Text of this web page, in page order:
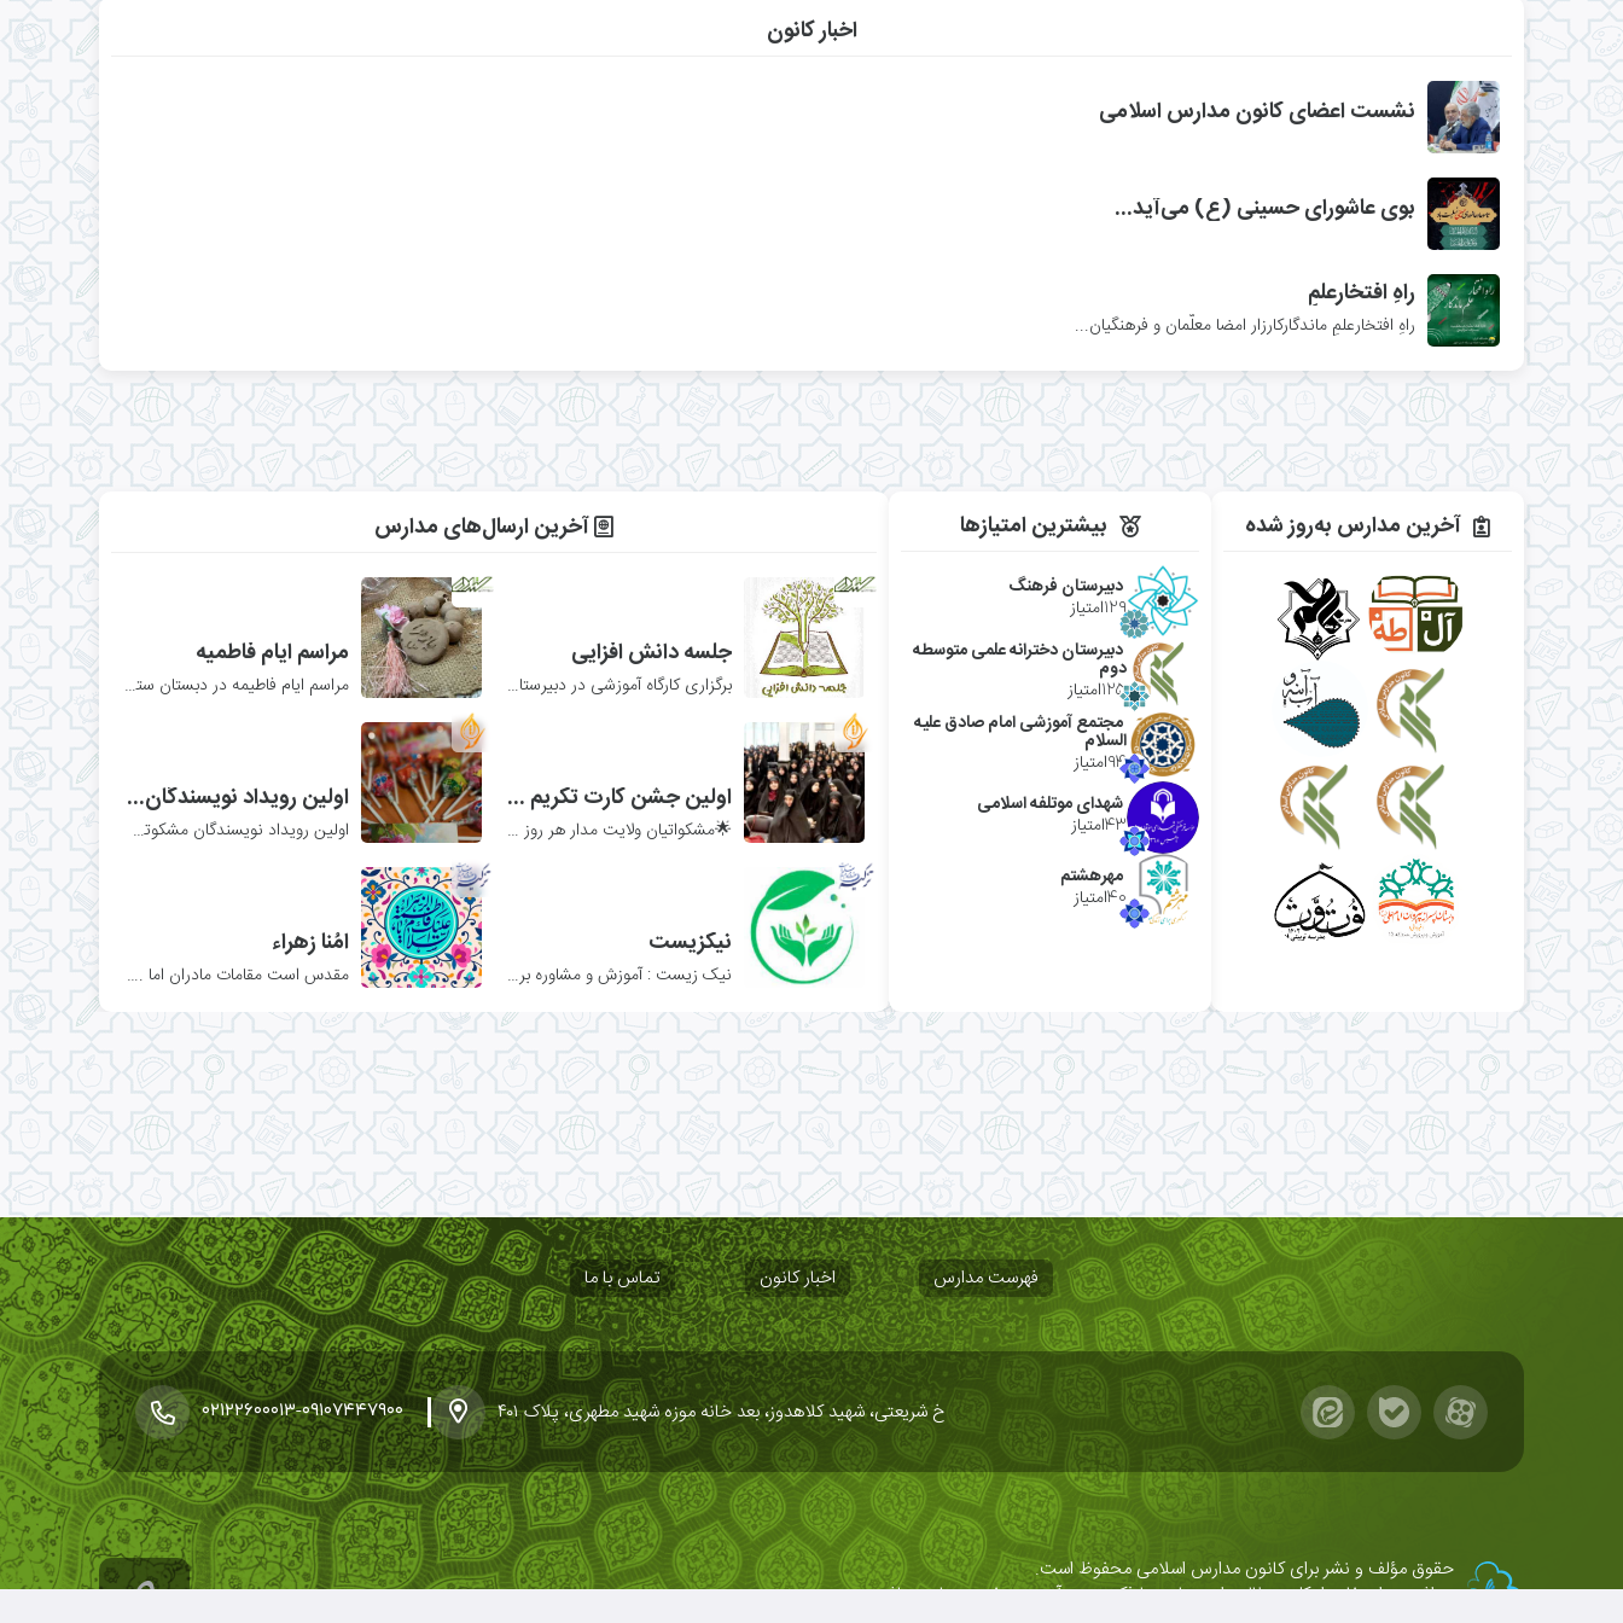
اخبار کانون
نشست اعضای کانون مدارس اسلامی
بوی عاشورای حسینی (ع) می‌آید...
راهِ افتخارعلمِ
راهِ افتخارعلمِ ماندگار‌کارزار امضا معلّمان و فرهنگیان...
آخرین مدارس به‌روز شده بیشترین امتیاز‌ها
‌ دبیرستان فرهنگ
۱۲۹امتیاز
‌ دبیرستان دخترانه علمی متوسطه
دوم
۱۲۵امتیاز
‌ مجتمع آموزشی امام صادق علیه
السلام
۹۴امتیاز
‌ شهدای موتلفه اسلامی
۴۳امتیاز
‌ مهرهشتم
۴۰امتیاز
آخرین ارسال‌های مدارس
جلسه دانش افزایی
برگزاری کارگاه آموزشی در دبیرستان ستوده ویژه کادر اجرایی و دبیران دوره اول و دوم به منظور آشنایی با
مراسم ایام فاطمیه
مراسم ایام فاطیمه در دبستان ستوده
اولین جشن کارت تکریم مصلین در مقاطع دبستان مشکوه برگزار شد
🌟مشکواتیان ولایت مدار هر روز در زنگ ظهرانه مشکوتی و در صف‌هایی منظم نماز ظهر و عصر را به صورت ه
اولین رویداد نویسندگان مشکوتی ویژه پایه دوم و سوم مقطع دبستان یک‌
اولین رویداد نویسندگان مشکوتی ویژه پایه دوم و سوم مقطع دبستان یک‌
نیکزیست
نیک زيست : آموزش و مشاوره برای تمام دوران
۹۱۹
۰ ۰
اُمُنا زهراء
مقدس است مقامات مادران اما ... بهشت زیر قدم های مادر حسن است
۹۰۷ ۰
فهرست مدارس اخبار کانون تماس با ما
خ شریعتی، شهید کلاهدوز، بعد خانه موزه شهید مطهری، پلاک ۴۰۱ ۰۹۱۰۷۴۴۷۹۰۰-۰۲۱۲۲۶۰۰۰۱۳
حقوق مؤلف و نشر برای کانون مدارس اسلامی محفوظ است.
برداشت و استفاده از کلیه مطالب این سایت با ذکر منبع و آدرس صفحه مجاز می‌باشد.